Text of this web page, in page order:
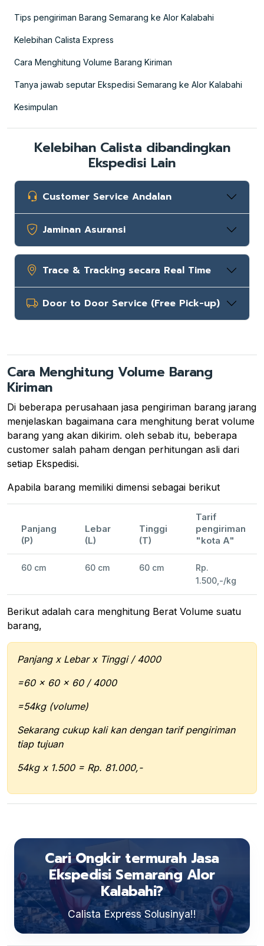
Tips pengiriman Barang Semarang ke Alor Kalabahi
Kelebihan Calista Express
Cara Menghitung Volume Barang Kiriman
Tanya jawab seputar Ekspedisi Semarang ke Alor Kalabahi
Kesimpulan
Kelebihan Calista dibandingkan
Ekspedisi Lain
Customer Service Andalan
Jaminan Asuransi
Trace & Tracking secara Real Time
Door to Door Service (Free Pick-up)
Cara Menghitung Volume Barang
Kiriman
Di beberapa perusahaan jasa pengiriman barang jarang
menjelaskan bagaimana cara menghitung berat volume
barang yang akan dikirim. oleh sebab itu, beberapa
customer salah paham dengan perhitungan asli dari
setiap Ekspedisi.
Apabila barang memiliki dimensi sebagai berikut
Panjang
(P)
Lebar
(L)
Tinggi
(T)
Tarif
pengiriman
"kota A"
60 cm 60 cm 60 cm
Rp.
1.500,-/kg
Berikut adalah cara menghitung Berat Volume suatu
barang,
Panjang x Lebar x Tinggi / 4000
=60 x 60 x 60 / 4000
=54kg (volume)
Sekarang cukup kali kan dengan tarif pengiriman
tiap tujuan
54kg x 1.500 = Rp. 81.000,-
Cari Ongkir termurah Jasa
Ekspedisi Semarang Alor
Kalabahi?
Calista Express Solusinya!!